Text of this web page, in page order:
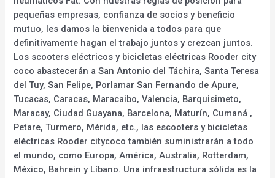
pequeñas empresas, confianza de socios y beneficio
mutuo, les damos la bienvenida a todos para que
definitivamente hagan el trabajo juntos y crezcan juntos.
Los scooters eléctricos y bicicletas eléctricas Rooder city
coco abastecerán a San Antonio del Táchira, Santa Teresa
del Tuy, San Felipe, Porlamar San Fernando de Apure,
Tucacas, Caracas, Maracaibo, Valencia, Barquisimeto,
Maracay, Ciudad Guayana, Barcelona, Maturín, Cumaná ,
Petare, Turmero, Mérida, etc., las escooters y bicicletas
eléctricas Rooder citycoco también suministrarán a todo
el mundo, como Europa, América, Australia, Rotterdam,
México, Bahrein y Líbano. Una infraestructura sólida es la